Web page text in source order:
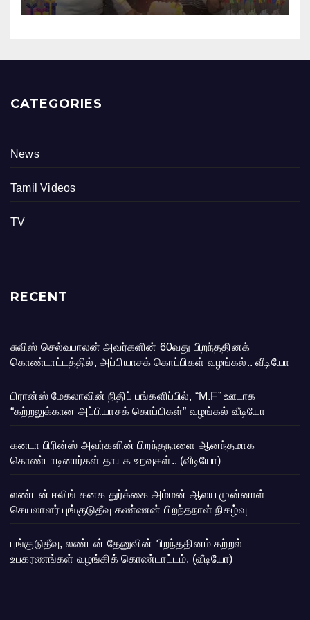
CATEGORIES
News
Tamil Videos
TV
RECENT
சுவிஸ் செல்வபாலன் அவர்களின் 60வது பிறந்ததினக்
கொண்டாட்டத்தில், அப்பியாசக் கொப்பிகள் வழங்கல்.. வீடியோ
பிரான்ஸ் மேகலாவின் நிதிப் பங்களிப்பில், “M.F” ஊடாக
“கற்றலுக்கான அப்பியாசக் கொப்பிகள்” வழங்கல் வீடியோ
கனடா பிரின்ஸ் அவர்களின் பிறந்தநாளை ஆனந்தமாக
கொண்டாடினார்கள் தாயக உறவுகள்.. (வீடியோ)
லண்டன் ஈலிங் கனக துர்க்கை அம்மன் ஆலய முன்னாள்
செயலாளர் புங்குடுதீவு கண்ணன் பிறந்தநாள் நிகழ்வு
புங்குடுதீவு, லண்டன் தேனுவின் பிறந்ததினம் கற்றல்
உபகரணங்கள் வழங்கிக் கொண்டாட்டம். (வீடியோ)